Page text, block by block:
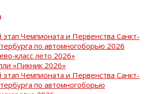
этап Чемпионата и Первенства Санкт-
по автомногоборью 2026
класс лето 2026»
«Пикник 2026»
этап Чемпионата и Первенства Санкт-
по автомногоборью